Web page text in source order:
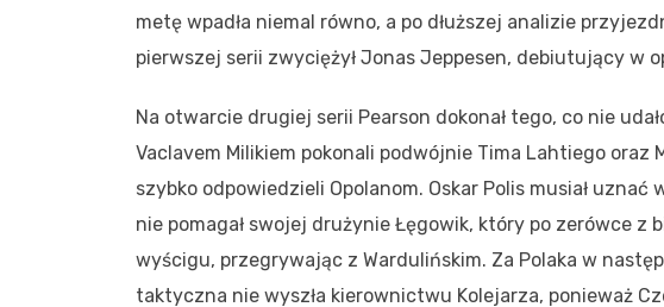
metę wpadła niemal równo, a po dłuższej analizie
pierwszej serii zwyciężył Jonas Jeppesen, debiutujący w
Na otwarcie drugiej serii Pearson dokonał tego, co nie
Vaclavem Milikiem pokonali podwójnie Tima Lahtiego oraz
szybko odpowiedzieli Opolanom. Oskar Polis musiał
nie pomagał swojej drużynie Łęgowik, który po zerówce z
wyścigu, przegrywając z Wardulińskim. Za Polaka w
taktyczna nie wyszła kierownictwu Kolejarza, ponieważ